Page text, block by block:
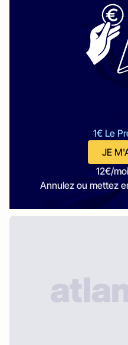
1€ Le
JE
12€/
Annulez ou mettez